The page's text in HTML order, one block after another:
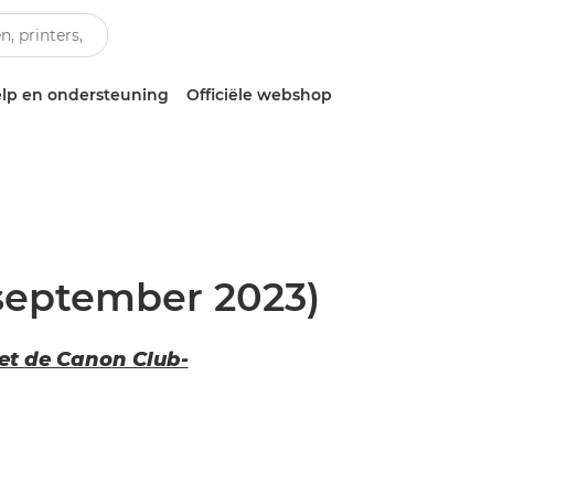
en ondersteuning Officiële webshop
2023)
de Canon Club-